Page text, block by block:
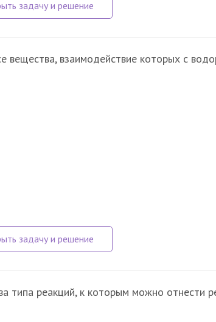
вещества, взаимодействие которых с
типа реакций, к которым можно отнести